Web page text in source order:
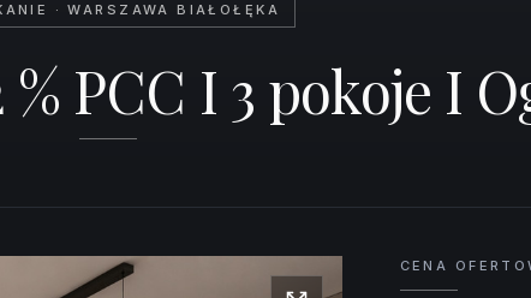
· WARSZAWA BIAŁOŁĘKA
PCC I 3 pokoje I
CENA